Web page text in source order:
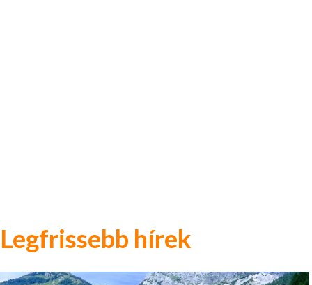
Legfrissebb hírek